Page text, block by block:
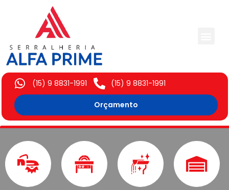
(15) 9 8831-1991 (15) 9 8831-1991
Orçamento